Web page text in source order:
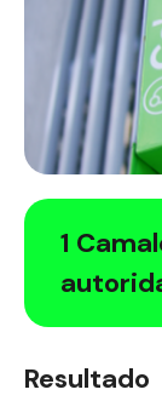
1
Resultado